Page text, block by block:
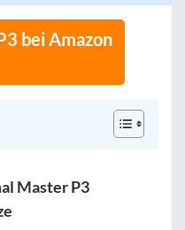
bei Amazon
Master P3